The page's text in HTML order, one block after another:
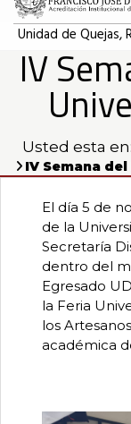
Unidad de Quejas,
IV
Usted esta en:
IV Semana
El día 5 de
de la
Secretaría
dentro del
Egresado
la Feria
los
académica
Servicios
Ningún dato
disponible en
esta tabla
Mostrando
Anterior